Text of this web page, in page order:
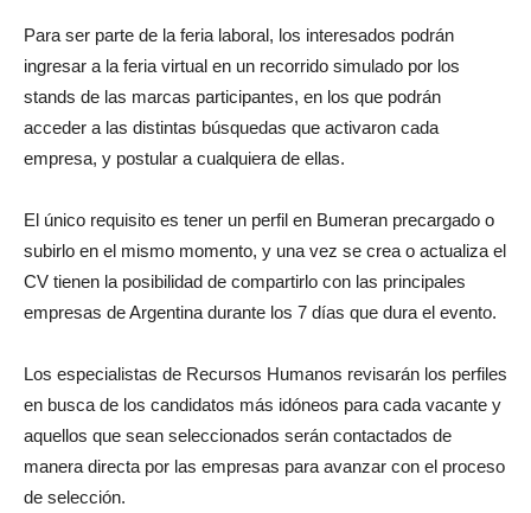
Para ser parte de la feria laboral, los interesados podrán
ingresar a la feria virtual en un recorrido simulado por los
stands de las marcas participantes, en los que podrán
acceder a las distintas búsquedas que activaron cada
empresa, y postular a cualquiera de ellas.
El único requisito es tener un perfil en Bumeran precargado o
subirlo en el mismo momento, y una vez se crea o actualiza el
CV tienen la posibilidad de compartirlo con las principales
empresas de Argentina durante los 7 días que dura el evento.
Los especialistas de Recursos Humanos revisarán los perfiles
en busca de los candidatos más idóneos para cada vacante y
aquellos que sean seleccionados serán contactados de
manera directa por las empresas para avanzar con el proceso
de selección.